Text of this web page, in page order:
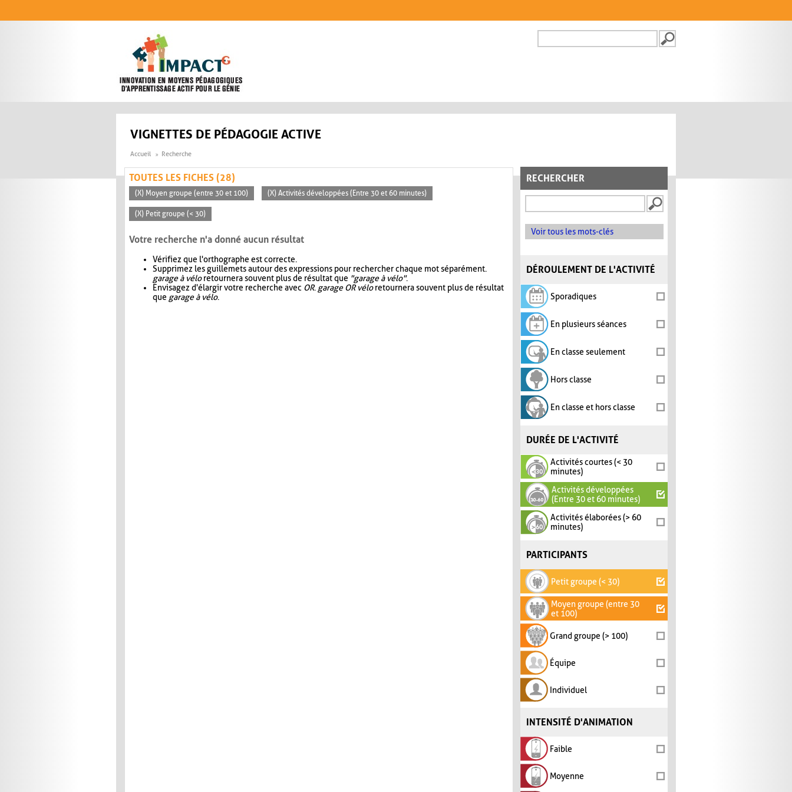
FORMULAIRE DE
VIGNETTES DE PÉDAGOGIE ACTIVE
Accueil Recherche
RECHERCHER
Voir tous les mots-clés
DÉROULEMENT DE L'ACTIVITÉ
Sporadiques
En plusieurs séances
En classe seulement
Hors classe
En classe et hors classe
DURÉE DE L'ACTIVITÉ
Activités courtes (< 30
minutes)
Activités développées
(Entre 30 et 60 minutes)
Activités élaborées (> 60
minutes)
PARTICIPANTS
Petit groupe (< 30)
Moyen groupe (entre 30
et 100)
Grand groupe (> 100)
Équipe
Individuel
INTENSITÉ D'ANIMATION
Faible
Moyenne
TOUTES LES FICHES (28)
(X) Moyen groupe (entre 30 et 100) (X) Activités développées (Entre 30 et 60 minutes)
(X) Petit groupe (< 30)
Votre recherche n'a donné aucun résultat
Vérifiez que l'orthographe est correcte.
Supprimez les guillemets autour des expressions pour rechercher chaque mot séparément.
garage à véloretournera souvent plus de résultat que "garage à vélo".
Envisagez d'élargir votre recherche avec OR. garage OR véloretournera souvent plus de résultat
que garage à vélo.